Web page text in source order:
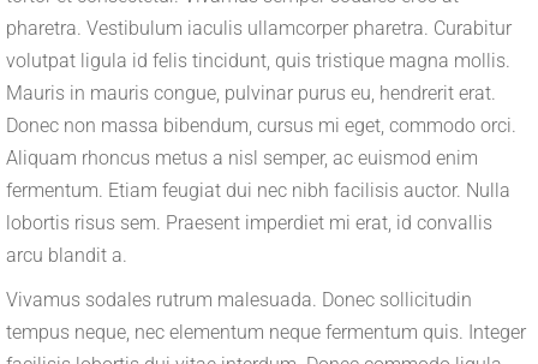
pharetra. Vestibulum iaculis ullamcorper pharetra. Curabitur
volutpat ligula id felis tincidunt, quis tristique magna mollis.
Mauris in mauris congue, pulvinar purus eu, hendrerit erat.
Donec non massa bibendum, cursus mi eget, commodo orci.
Aliquam rhoncus metus a nisl semper, ac euismod enim
fermentum. Etiam feugiat dui nec nibh facilisis auctor. Nulla
lobortis risus sem. Praesent imperdiet mi erat, id convallis
arcu blandit a.
Vivamus sodales rutrum malesuada. Donec sollicitudin
tempus neque, nec elementum neque fermentum quis. Integer